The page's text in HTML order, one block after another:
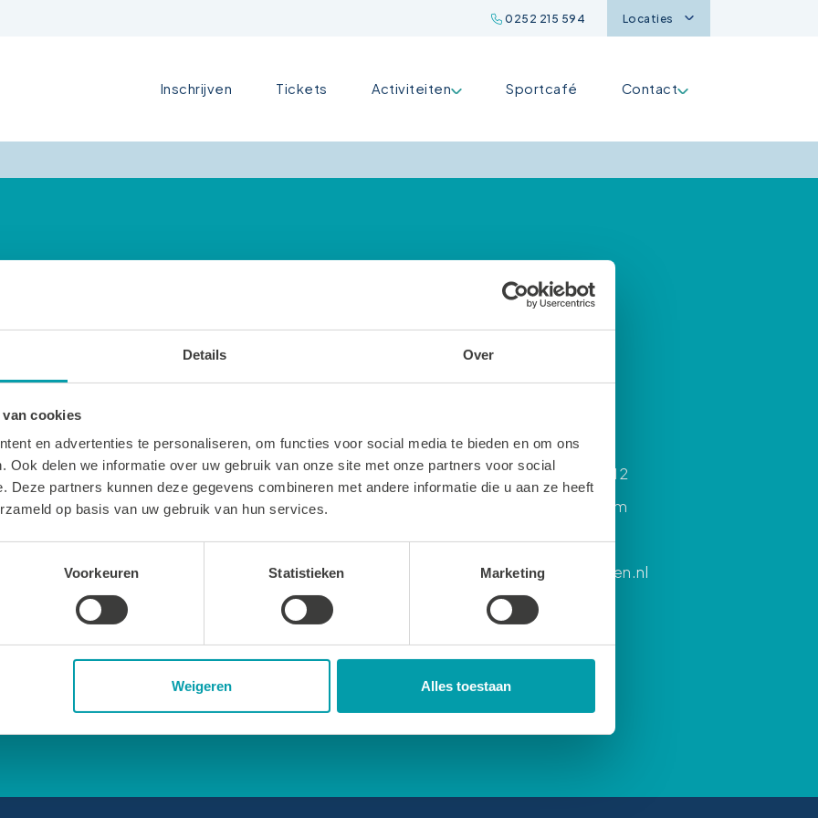
Details Over
cookies
en advertenties te personaliseren, om functies voor social media te bieden en om ons
Ook delen we informatie over uw gebruik van onze site met onze partners voor social
Deze partners kunnen deze gegevens combineren met andere informatie die u aan ze heeft
op basis van uw gebruik van hun services.
Voorkeuren Statistieken Marketing
Weigeren Alles toestaan
0252 215 594 Locaties
Inschrijven Tickets Activiteiten Sportcafé Contact
Wasbeek
Wasbeek
De Korf
Het Cluster
De Geest
Over Sportbedrijf Teylingen
Verenigingsondersteuning
Sport en cultuurregeling
Certificaat sporthallen
Ons bestuur
Van Alkemadelaan 12
2171 DH Sassenheim
0252 215 594
info@sbteylingen.nl